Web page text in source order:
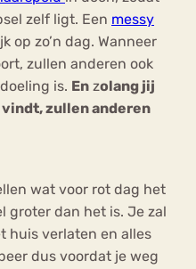
zelf ligt. Een messy
op zo’n dag. Wanneer
zullen anderen ook
is. En zolang jij
zullen anderen
wat voor rot dag het
groter dan het is. Je zal
huis verlaten en alles
dus voordat je weg